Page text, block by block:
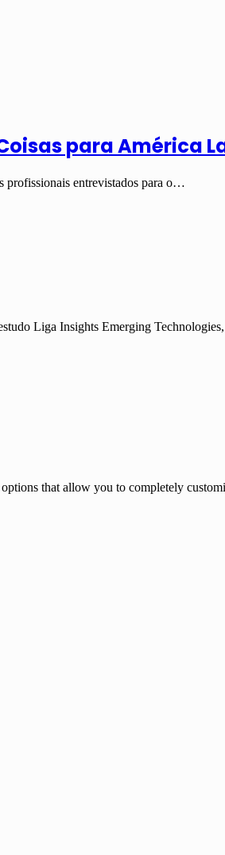
para América
profissionais entrevistados para o…
Liga Insights Emerging
that allow you to completely